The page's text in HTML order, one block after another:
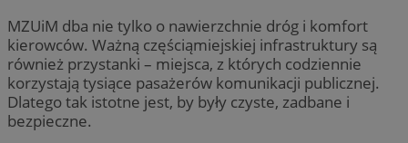
MZUiM dba nie tylko o nawierzchnie dróg i komfort
kierowców. Ważną częściąmiejskiej infrastruktury są
również przystanki – miejsca, z których codziennie
korzystają tysiące pasażerów komunikacji publicznej.
Dlatego tak istotne jest, by były czyste, zadbane i
bezpieczne.